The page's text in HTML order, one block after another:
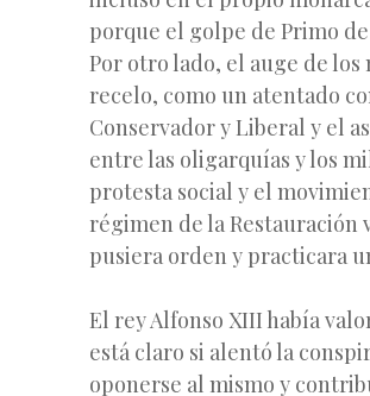
porque el golpe de Primo
Por otro lado, el auge de los
recelo, como un atentado
Conservador y Liberal y el
entre las oligarquías y los
protesta social y el
régimen de la Restauración
pusiera orden y practicara
El rey Alfonso XIII había
está claro si alentó la
oponerse al mismo y